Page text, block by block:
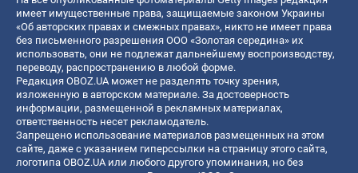
имеет имущественные права, защищаемые законом Украины
«Об авторских правах и смежных правах», никто не имеет права
без письменного разрешения ООО «Золотая середина» их
использовать, они не подлежат дальнейшему воспроизводству,
переводу, распространению в любой форме.
Редакция OBOZ.UA может не разделять точку зрения,
изложенную в авторском материале. За достоверность
информации, размещенной в рекламных материалах,
ответственность несет рекламодатель.
Запрещено использование материалов размещенных на этом
сайте, даже с указанием гиперссылки на страницу этого сайта,
логотипа OBOZ.UA или любого другого упоминания, но без